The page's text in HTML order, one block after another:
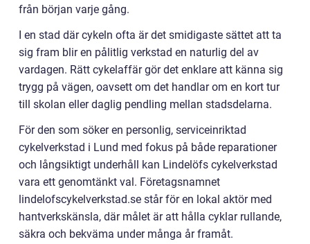
från början varje gång.
I en stad där cykeln ofta är det smidigaste sättet att ta
sig fram blir en pålitlig verkstad en naturlig del av
vardagen. Rätt cykelaffär gör det enklare att känna sig
trygg på vägen, oavsett om det handlar om en kort tur
till skolan eller daglig pendling mellan stadsdelarna.
För den som söker en personlig, serviceinriktad
cykelverkstad i Lund med fokus på både reparationer
och långsiktigt underhåll kan Lindelöfs cykelverkstad
vara ett genomtänkt val. Företagsnamnet
lindelofscykelverkstad.se står för en lokal aktör med
hantverkskänsla, där målet är att hålla cyklar rullande,
säkra och bekväma under många år framåt.